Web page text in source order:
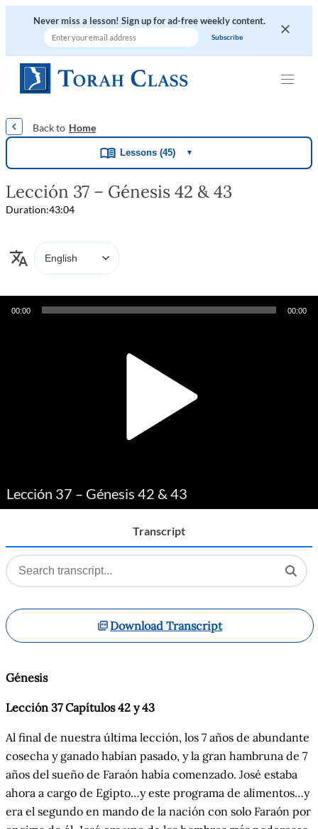
Never miss a lesson! Sign up for ad-free weekly content.
Home
Lessons (45) ▼
Lección 37 – Génesis 42 & 43
Duration:43:04
00:00 00:00
Lección 37 – Génesis 42 & 43
Transcript
Download Transcript
Génesis
Lección 37 Capítulos 42 y 43
Al ﬁnal de nuestra última lección, los 7 años de abundante
cosecha y ganado habían pasado, y la gran hambruna de 7
años del sueño de Faraón había comenzado. José estaba
ahora a cargo de Egipto…y este programa de alimentos…y
era el segundo en mando de la nación con solo Faraón por